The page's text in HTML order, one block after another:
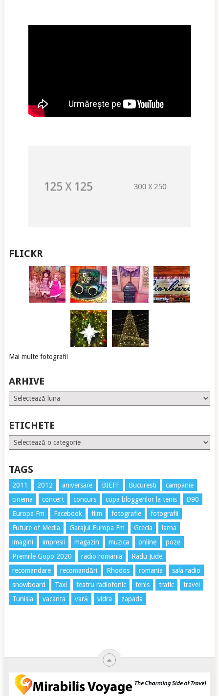
FLICKR
Mai multe fotografii
ARHIVE
Arhive
ETICHETE
Etichete
TAGS
2011 2012 aniversare BIEFF Bucuresti
campanie
cinema
concert concurs cupa bloggerilor la tenis
D90
Europa Fm
Facebook film fotografie
fotografii
Future of Media
Garajul Europa Fm Grecia
iarna
imagini
impresii magazin muzica online
poze
Premiile Gopo 2020
radio romania
Radu Jude
recomandare
recomandări Rhodos romania
sala radio
snowboard
Taxi teatru radiofonic tenis trafic
travel
Tunisia
vacanta vară vidra zapada